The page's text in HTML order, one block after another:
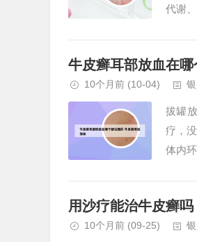
代谢
牛皮癣耳部放血在
10个月前 (10-04)
拔罐
疗，
体内
用沙疗能治牛皮癣
10个月前 (09-25)